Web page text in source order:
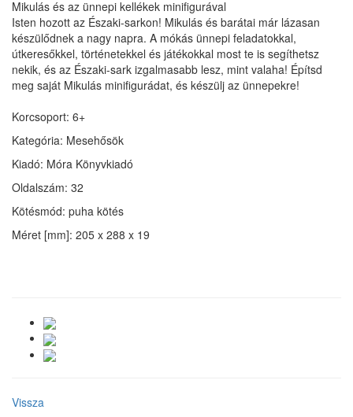
Mikulás és az ünnepi kellékek minifigurával
Isten hozott az Északi-sarkon! Mikulás és barátai már lázasan
készülődnek a nagy napra. A mókás ünnepi feladatokkal,
útkeresőkkel, történetekkel és játékokkal most te is segíthetsz
nekik, és az Északi-sark izgalmasabb lesz, mint valaha! Építsd
meg saját Mikulás minifigurádat, és készülj az ünnepekre!
Korcsoport: 6+
Kategória: Mesehősök
Kiadó: Móra Könyvkiadó
Oldalszám: 32
Kötésmód: puha kötés
Méret [mm]: 205 x 288 x 19
Vissza